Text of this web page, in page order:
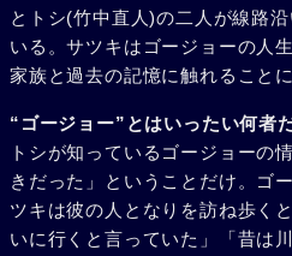
とトシ(竹中直人)の二人が線路
いる。サツキはゴージョーの人
家族と過去の記憶に触れること
“ゴージョー”とはいったい何者
トシが知っているゴージョーの
きだった」ということだけ。ゴ
ツキは彼の人となりを訪ね歩く
いに行くと言っていた」「昔は